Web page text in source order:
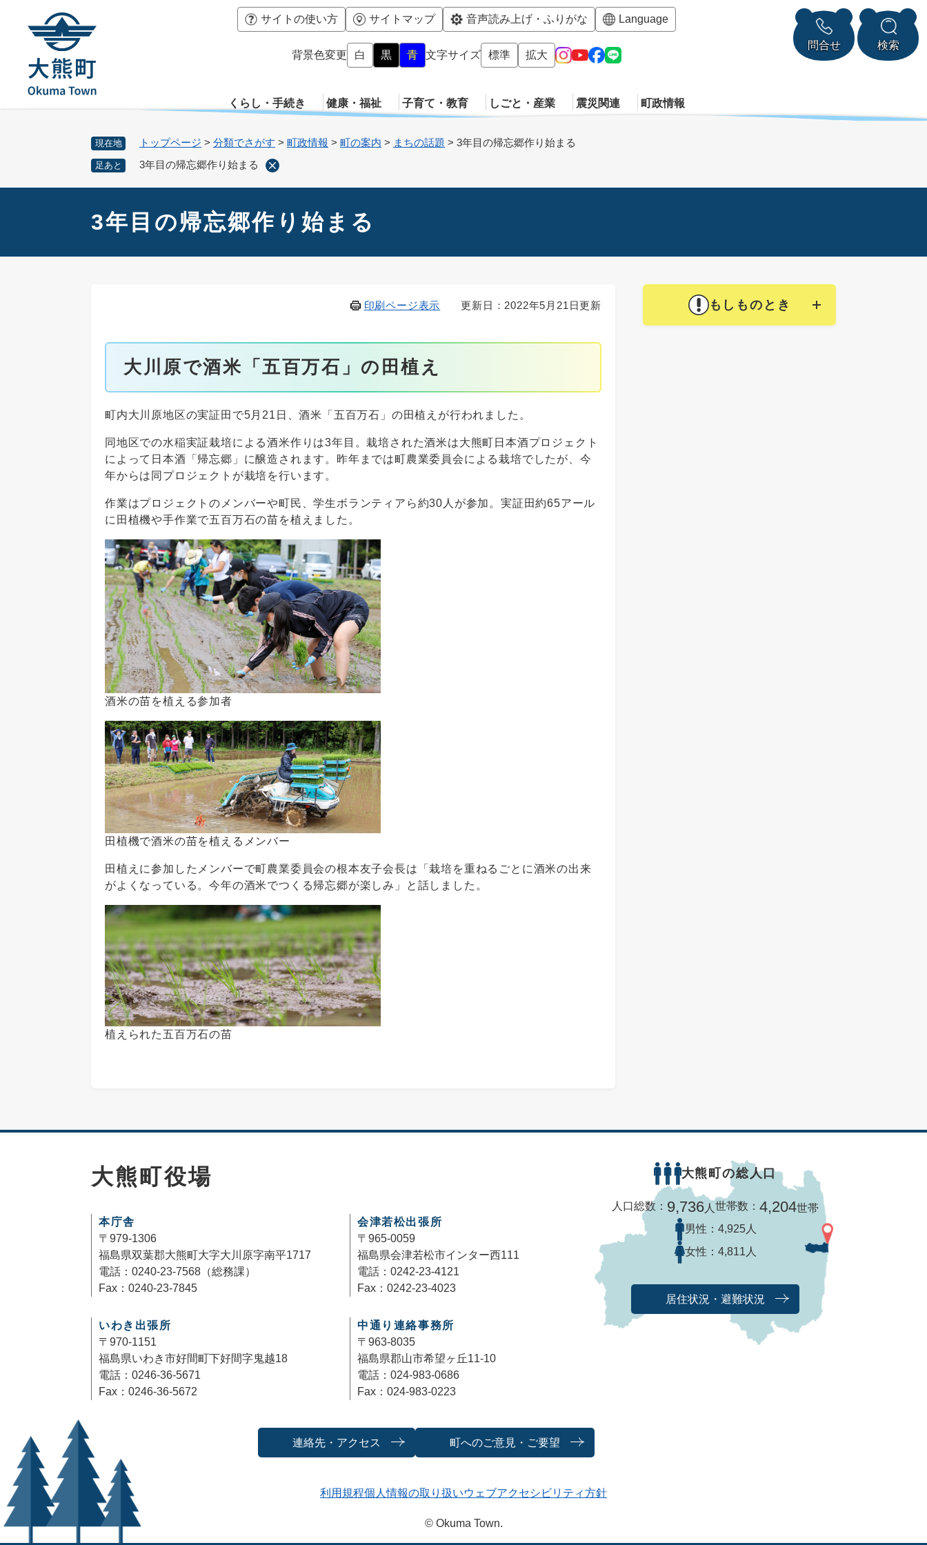
メニューを飛ばして本文へ
サイトの使い方 サイトマップ 音声読み上げ・ふりがな Language
背景色変更 白 黒 青 文字サイズ 標準 拡大
問合せ 検索
くらし・手続き 健康・福祉 子育て・教育 しごと・産業 震災関連 町政情報
現在地 トップページ > 分類でさがす > 町政情報 > 町の案内 > まちの話題 > 3年目の帰忘郷作り始まる
足あと 3年目の帰忘郷作り始まる
3年目の帰忘郷作り始まる
更新日：2022年5月21日更新
印刷ページ表示
大川原で酒米「五百万石」の田植え
町内大川原地区の実証田で5月21日、酒米「五百万石」の田植えが行われました。
同地区での水稲実証栽培による酒米作りは3年目。栽培された酒米は大熊町日本酒プロジェクト
によって日本酒「帰忘郷」に醸造されます。昨年までは町農業委員会による栽培でしたが、今
年からは同プロジェクトが栽培を行います。
作業はプロジェクトのメンバーや町民、学生ボランティアら約30人が参加。実証田約65アール
に田植機や手作業で五百万石の苗を植えました。
酒米の苗を植える参加者
田植機で酒米の苗を植えるメンバー
田植えに参加したメンバーで町農業委員会の根本友子会長は「栽培を重ねるごとに酒米の出来
がよくなっている。今年の酒米でつくる帰忘郷が楽しみ」と話しました。
植えられた五百万石の苗
もしものとき
大熊町役場
本庁舎
〒979-1306
福島県双葉郡大熊町大字大川原字南平1717
電話：0240-23-7568（総務課）
Fax：0240-23-7845
会津若松出張所
〒965-0059
福島県会津若松市インター西111
電話：0242-23-4121
Fax：0242-23-4023
いわき出張所
〒970-1151
福島県いわき市好間町下好間字鬼越18
電話：0246-36-5671
Fax：0246-36-5672
中通り連絡事務所
〒963-8035
福島県郡山市希望ヶ丘11-10
電話：024-983-0686
Fax：024-983-0223
連絡先・アクセス 町へのご意見・ご要望
大熊町の総人口
人口総数： 9,736 人 世帯数： 4,204世帯
男性： 4,925人
女性： 4,811人
居住状況・避難状況
利用規程個人情報の取り扱いウェブアクセシビリティ方針
© Okuma Town.